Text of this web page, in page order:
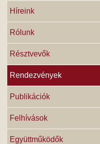
Híreink
Rólunk
Résztvevők
Rendezvények
Publikációk
Felhívások
Együttműködők